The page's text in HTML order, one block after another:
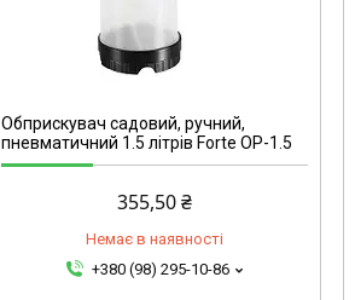
Обприскувач садовий, ручний,
пневматичний 1.5 літрів Forte ОР-1.5
355,50 ₴
Немає в наявності
+380 (98) 295-10-86
72701